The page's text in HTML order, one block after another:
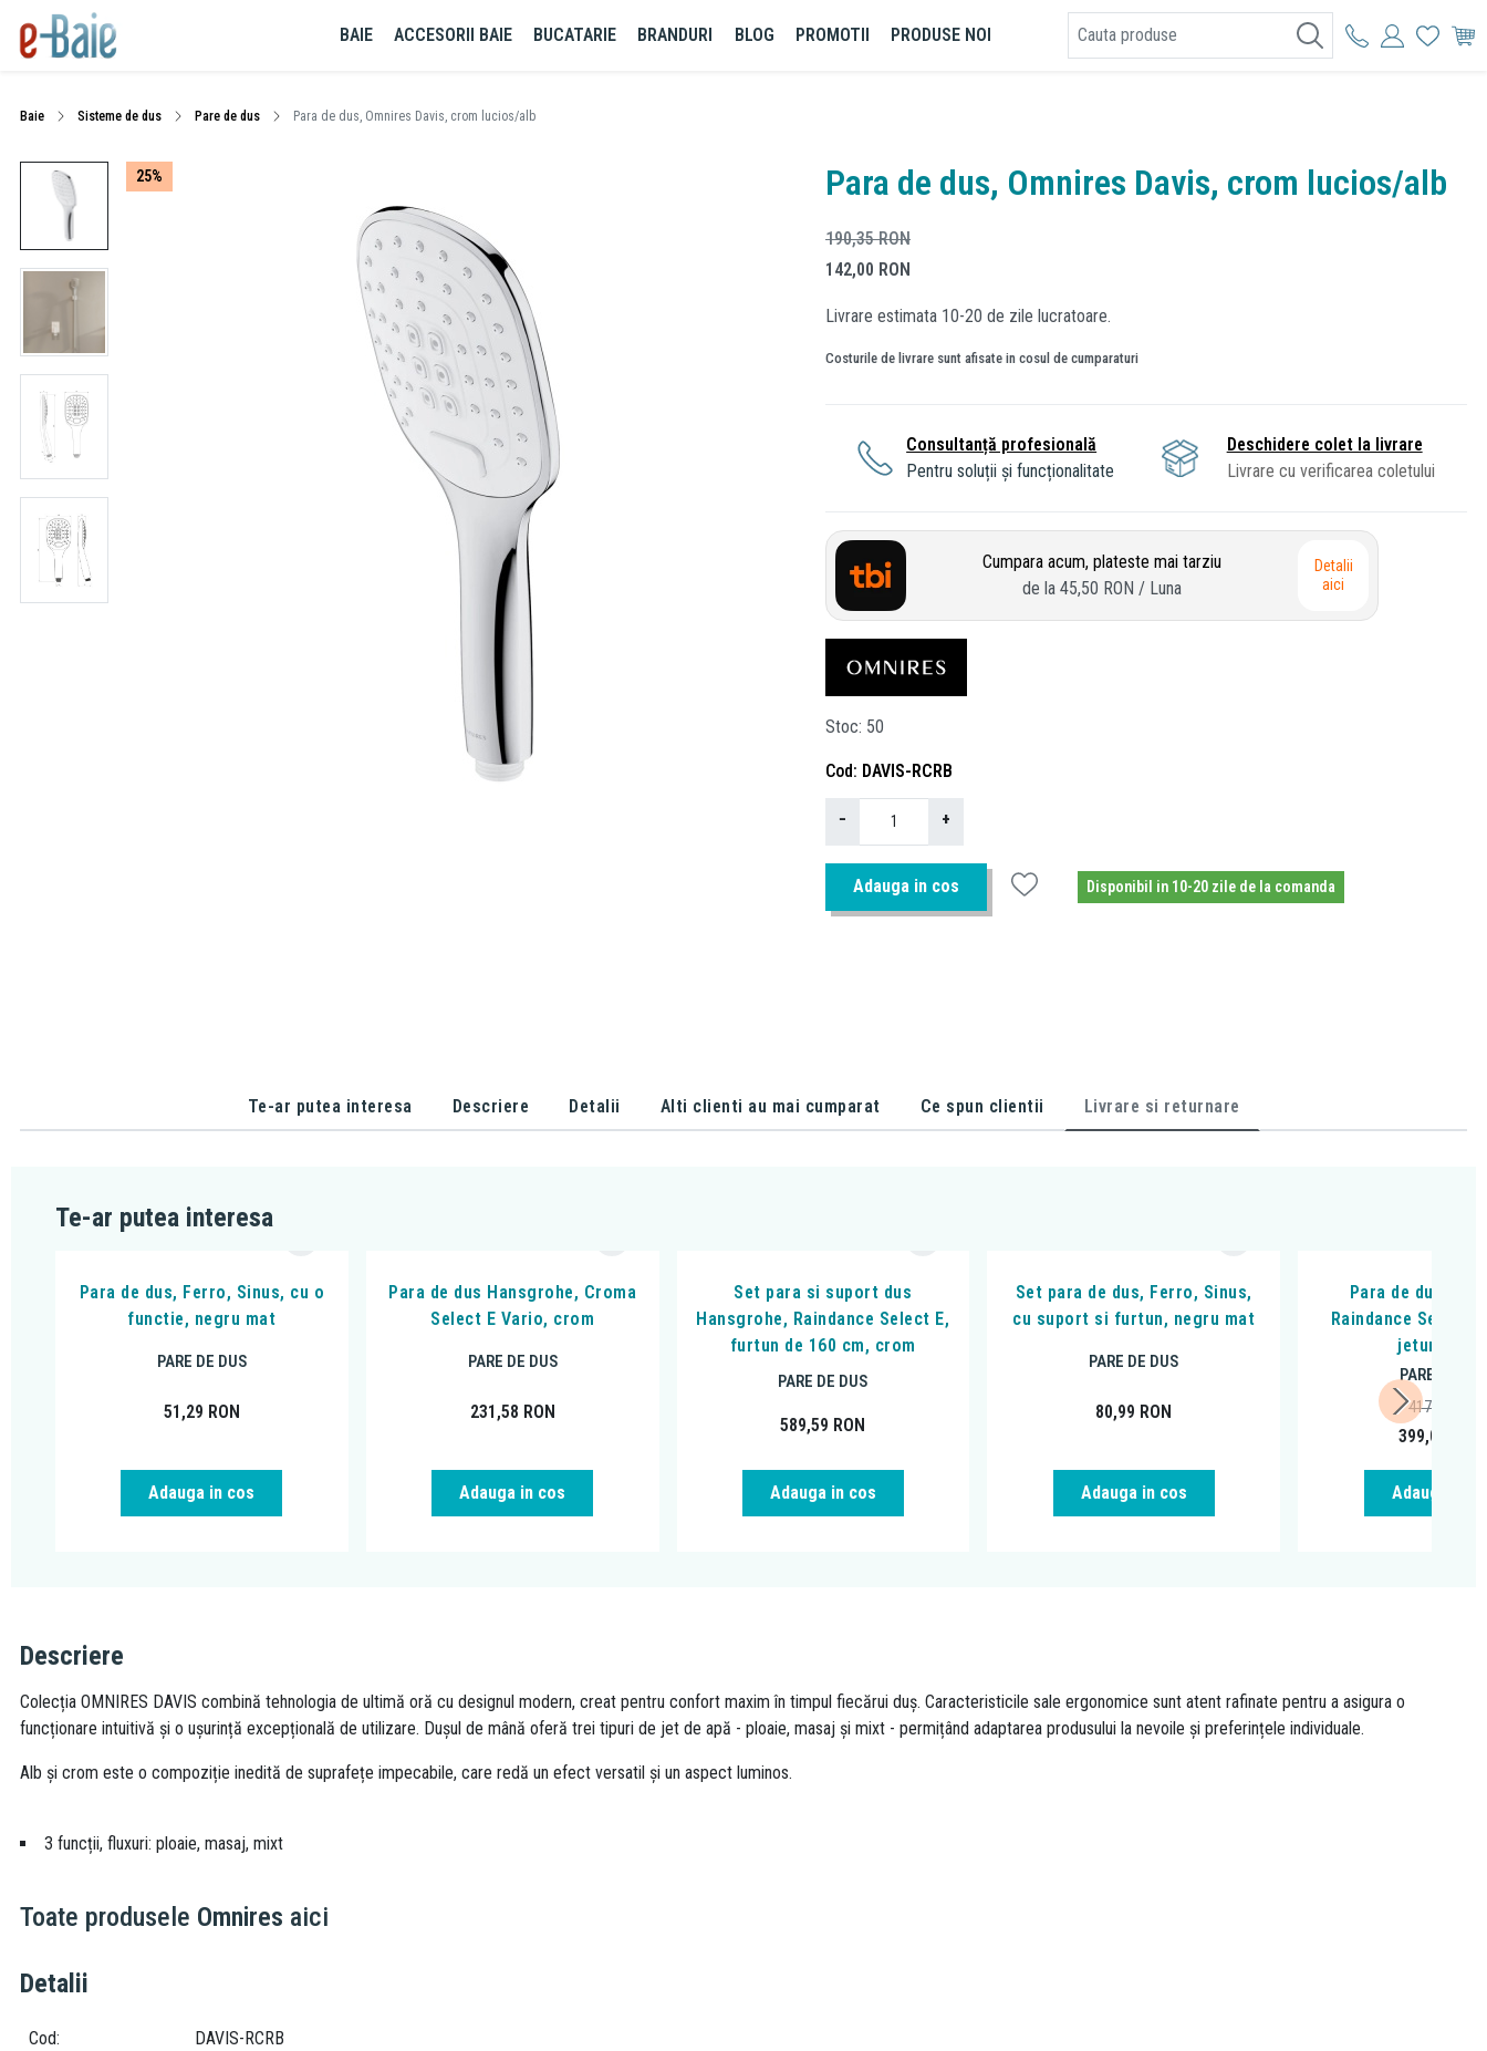
BAIE ACCESORII BAIE BUCATARIE BRANDURI BLOG PROMOTII PRODUSE NOI
Baie Sisteme de dus Pare de dus Para de dus, Omnires Davis, crom lucios/alb
25% Para de dus, Omnires Davis, crom lucios/alb
190,35RON
142,00 RON
Livrare estimata 10-20 de zile lucratoare.
Costurile de livrare sunt afisate in cosul de cumparaturi
Consultanță profesională
Pentru soluții și funcționalitate
Deschidere colet la livrare
Livrare cu verificarea coletului
Cumpara acum, plateste mai tarziu
de la 45,50 RON / Luna
Detalii
aici
Stoc 50
Cod DAVIS-RCRB
− +
Adauga in cos Disponibil in 10-20 zile de la comanda
Te-ar putea interesa Descriere Detalii Alti clienti au mai cumparat Ce spun clientii Livrare si returnare
Te-ar putea interesa
Para de dus, Ferro, Sinus, cu o
functie, negru mat
PARE DE DUS
51,29 RON
Adauga in cos
Para de dus Hansgrohe, Croma
Select E Vario, crom
PARE DE DUS
231,58 RON
Adauga in cos
Set para si suport dus
Hansgrohe, Raindance Select E,
furtun de 160 cm, crom
PARE DE DUS
589,59 RON
Adauga in cos
Set para de dus, Ferro, Sinus,
cu suport si furtun, negru mat
PARE DE DUS
80,99 RON
Adauga in cos
Para de dus
Raindance Select
jeturi,
PARE DE
399,00
417,73
Adauga in
Descriere
Colecția OMNIRES DAVIS combină tehnologia de ultimă oră cu designul modern, creat pentru confort maxim în timpul fiecărui duș. Caracteristicile sale ergonomice sunt atent rafinate pentru a asigura o
funcționare intuitivă și o ușurință excepțională de utilizare. Dușul de mână oferă trei tipuri de jet de apă - ploaie, masaj și mixt - permițând adaptarea produsului la nevoile și preferințele individuale.
Alb și crom este o compoziție inedită de suprafețe impecabile, care redă un efect versatil și un aspect luminos.
3 funcții, fluxuri: ploaie, masaj, mixt
Toate produsele Omnires aici
Detalii
Cod DAVIS-RCRB